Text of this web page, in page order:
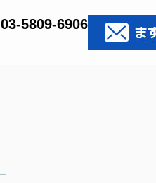
03-5809-6906